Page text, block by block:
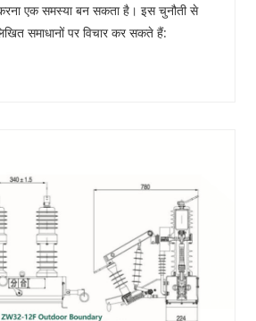
एक समस्या बन सकता है। इस चुनौती से
समाधानों पर विचार कर सकते हैं: